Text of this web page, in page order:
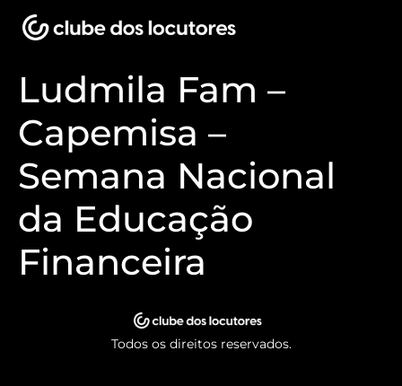
Ludmila Fam –
Capemisa –
Semana Nacional
da Educação
Financeira
Todos os direitos reservados.